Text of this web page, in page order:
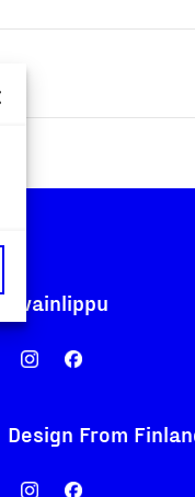
Avainlippu
Design From